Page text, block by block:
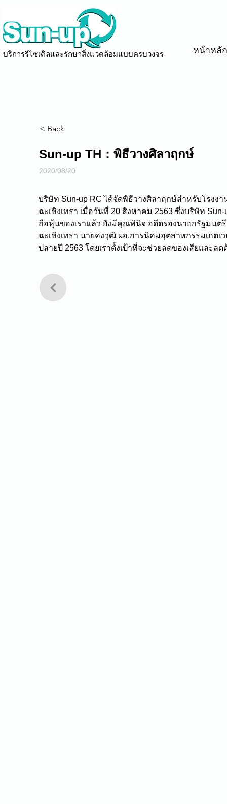
บริการรีไซเคิลและรักษาสิ่งแวดล้อมแบบครบวงจร หน้าหลัก
< Back
Sun-up TH：พิธีวางศิลาฤกษ์
2020/08/20
บริษัท Sun-up RC ได้จัดพิธีวางศิลาฤกษ์สำหรับโรงง
ฉะเชิงเทรา เมื่อวันที่ 20 สิงหาคม 2563 ซึ่งบริษัท
ถือหุ้นของเราแล้ว ยังมีคุณพินิจ อดีตรองนายกรัฐมนต
ฉะเชิงเทรา นายคงวุฒิ ผอ.การนิคมอุตสาหกรรมเกตเ
ปลายปี 2563 โดยเราตั้งเป้าที่จะช่วยลดของเสียและ